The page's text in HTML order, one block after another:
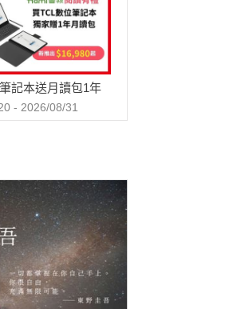
記本送月讀包1年
- 2026/08/31